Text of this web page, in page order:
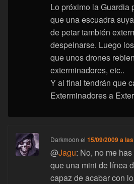
Lo próximo la Guardia
que una escuadra
de petar también
despeinarse. Luego
que unos drones
exterminadores, etc..
Y al final tendrán que
Exterminadores a
Darkmoon el15/09/2009 a
@Jagu: No, no me
que una mini de línea
capaz de acabar con